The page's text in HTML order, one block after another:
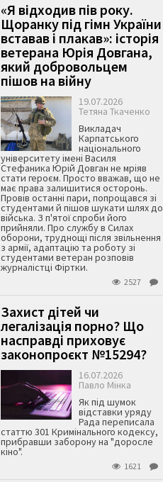
«Я відходив пів року.
Щоранку під гімн України
вставав і плакав»: історія
ветерана Юрія Довгана,
який добровольцем
пішов на війну
19.07.2026
Тетяна Ткаченко
Викладач
Карпатського
національного
університету імені Василя
Стефаника Юрій Довган не мріяв
стати героєм. Просто вважав, що не
має права залишитися осторонь.
Провів останні пари, попрощався зі
студентами й пішов шукати шлях до
війська. З п'ятої спроби його
прийняли. Про службу в Силах
оборони, труднощі після звільнення
з армії, адаптацію та роботу зі
студентами ветеран розповів
журналістці Фіртки.
2527
Захист дітей чи
легалізація порно? Що
насправді приховує
законопроєкт №15294?
16.07.2026
Павло Мінка
Як під шумок
відставки уряду
Рада переписала
статтю 301 Кримінального кодексу,
прибравши заборону на "доросле
кіно".
1621